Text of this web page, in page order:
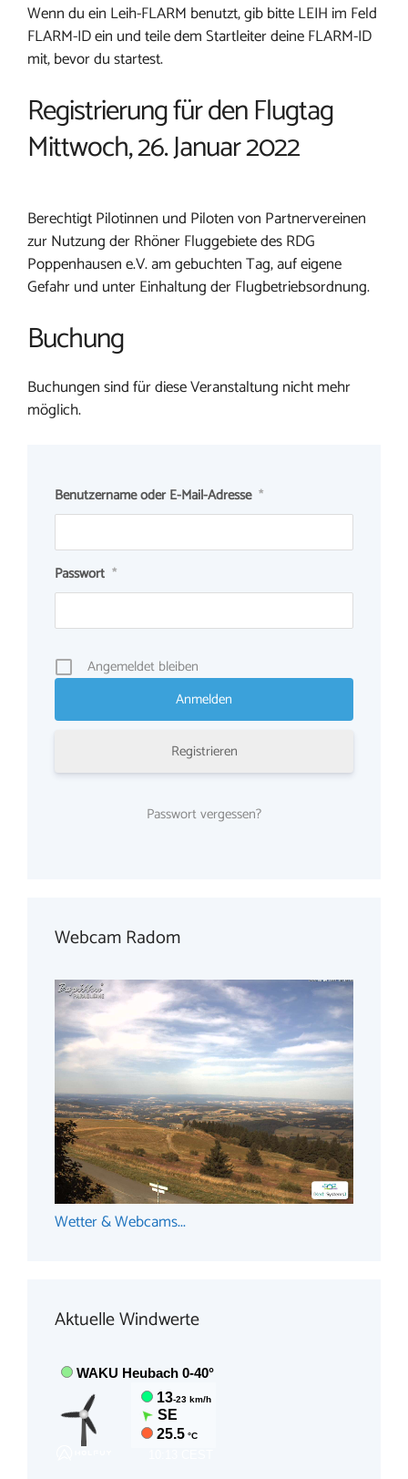
Wenn du ein Leih-FLARM benutzt, gib bitte LEIH im Feld
FLARM-ID ein und teile dem Startleiter deine FLARM-ID
mit, bevor du startest.
Registrierung für den Flugtag
Mittwoch, 26. Januar 2022
Berechtigt Pilotinnen und Piloten von Partnervereinen
zur Nutzung der Rhöner Fluggebiete des RDG
Poppenhausen e.V. am gebuchten Tag, auf eigene
Gefahr und unter Einhaltung der Flugbetriebsordnung.
Buchung
Buchungen sind für diese Veranstaltung nicht mehr
möglich.
Benutzername oder E-Mail-Adresse *
Passwort *
Angemeldet bleiben
Registrieren
Passwort vergessen?
Webcam Radom
Wetter & Webcams...
Aktuelle Windwerte